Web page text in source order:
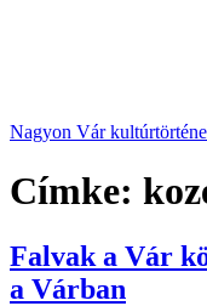
Nagyon Vár
Címke:
Falvak a Vár
a Várban